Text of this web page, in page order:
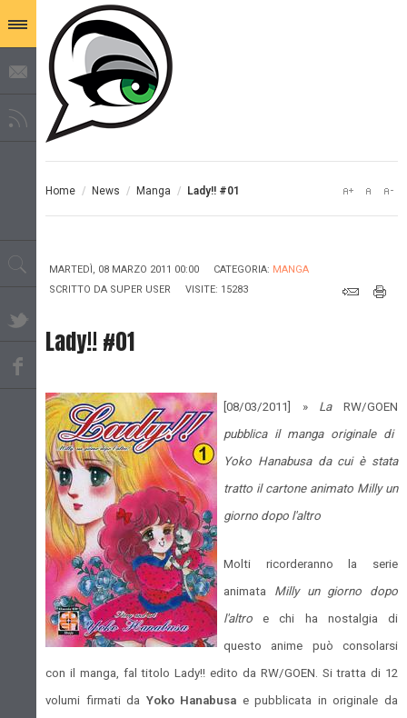
Home / News / Manga / Lady!! #01
MARTEDÌ, 08 MARZO 2011 00:00 CATEGORIA: MANGA
SCRITTO DA SUPER USER VISITE: 15283
Lady!! #01
[08/03/2011] » LaRW/GOEN
pubblica il manga originale di
Yoko Hanabusa da cui è stata
tratto il cartone animato Milly un
giorno dopo l'altro
Molti ricorderanno la serie
animata Milly un giorno dopo
l'altro e chi ha nostalgia di
questo anime può consolarsi
con il manga, fal titolo Lady!! edito da RW/GOEN. Si tratta di 12
volumi firmati da Yoko Hanabusa e pubblicata in originale da